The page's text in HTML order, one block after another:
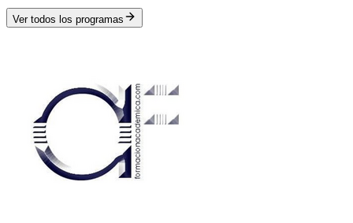
Ver todos los programas